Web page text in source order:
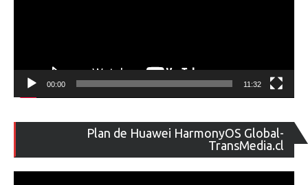
00:00 11:32
Plan de Huawei HarmonyOS Global-
TransMedia.cl
de